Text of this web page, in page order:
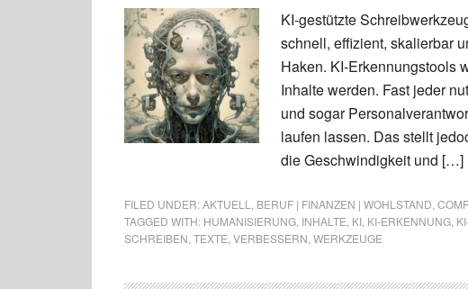
KI-gestützte
schnell, effizient, skalierbar
Haken. KI-Erkennungstools
Inhalte werden. Fast jeder
und sogar
laufen lassen. Das stellt
die Geschwindigkeit und […]
FILED UNDER:AKTUELL BERUF | FINANZEN | WOHLSTAND
TAGGED WITH: HUMANISIERUNG INHALTE KI KI-ERKENNUNG
SCHREIBEN TEXTE VERBESSERN WERKZEUGE